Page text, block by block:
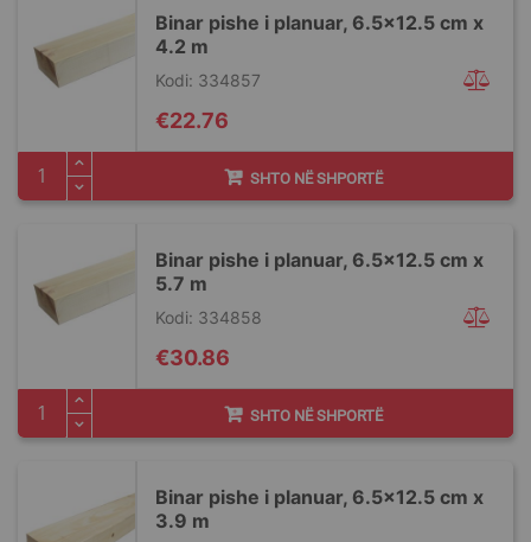
Binar pishe i planuar, 6.5x12.5 cm x
4.2 m
Kodi: 334857
€22.76
SHTO NË SHPORTË
Binar pishe i planuar, 6.5x12.5 cm x
5.7 m
Kodi: 334858
€30.86
SHTO NË SHPORTË
Binar pishe i planuar, 6.5x12.5 cm x
3.9 m